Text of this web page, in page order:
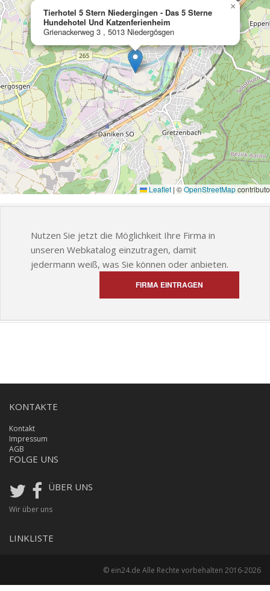
Tierhotel 5 Stern Niedergingen - Das 5 Sterne
Hundehotel Und Katzenferienheim
Grienackerweg 3 , 5013 Niedergösgen
×
Leaflet | ©OpenStreetMap
Nutzen Sie jetzt die Möglichkeit Ihre Firma in
unseren Webkatalog einzutragen, damit
jedermann weiß, was Sie können oder anbieten.
FIRMA EINTRAGEN
KONTAKTE
Kontakt
Impressum
AGB
FOLGE UNS
ÜBER UNS
Wir über uns
LINKLISTE
© ein24.de Alle Rechte vorbehalten 2016-2026